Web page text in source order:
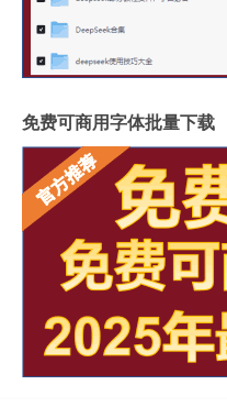
免费可商用字体批量下载